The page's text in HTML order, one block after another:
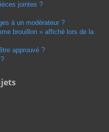
jointes ?
à un modérateur ?
brouillon » affiché lors de la
approuvé ?